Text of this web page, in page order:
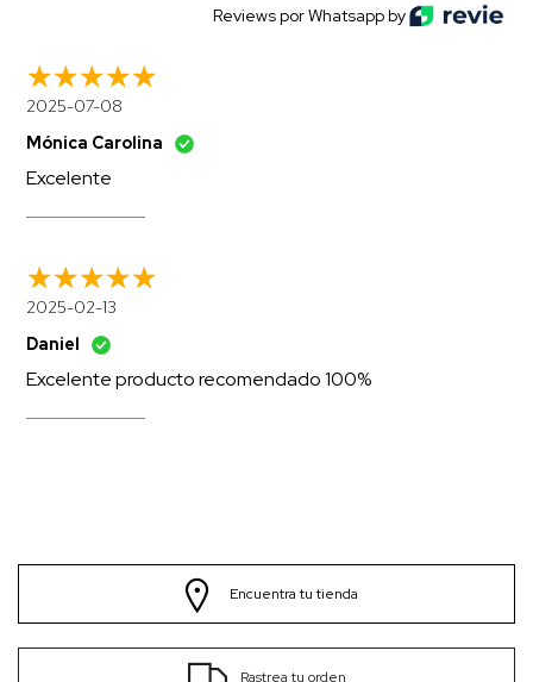
Reviews por Whatsapp by
2025-07-08
Mónica Carolina
Excelente
2025-02-13
Daniel
Excelente producto recomendado 100%
Encuentra tu tienda
Rastrea tu orden